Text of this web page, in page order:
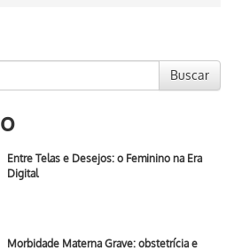
Buscar
Entre Telas e Desejos: o Feminino na Era
Digital
Morbidade Materna Grave: obstetrícia e